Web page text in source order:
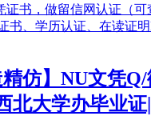
仿】NU文凭
北大学办毕业